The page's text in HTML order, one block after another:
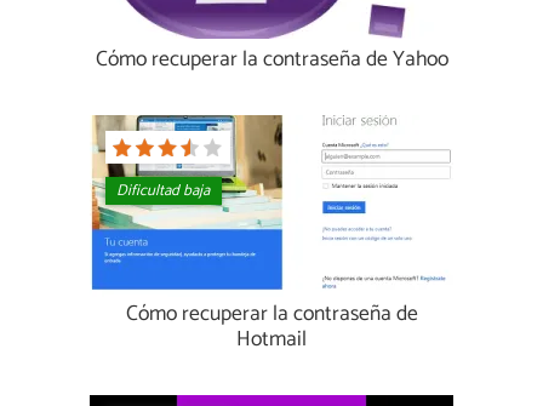
Cómo recuperar la contraseña de Yahoo
Dificultad baja
Cómo recuperar la contraseña de
Hotmail